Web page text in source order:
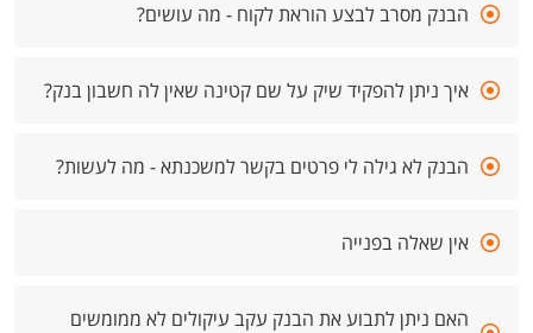
הבנק מסרב לבצע הוראת לקוח - מה עושים?
איך ניתן להפקיד שיק על שם קטינה שאין לה חשבון בנק?
הבנק לא גילה לי פרטים בקשר למשכנתא - מה לעשות?
אין שאלה בפנייה
האם ניתן לתבוע את הבנק עקב עיקולים לא ממומשים